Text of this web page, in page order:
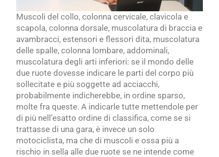
Muscoli del collo, colonna cervicale, clavicola e
scapola, colonna dorsale, muscolatura di braccia e
avambracci, estensori e flessori dita, muscolatura
delle spalle, colonna lombare, addominali,
muscolatura degli arti inferiori: se il mondo delle
due ruote dovesse indicare le parti del corpo più
sollecitate e più soggette ad acciacchi,
probabilmente indicherebbe, in ordine sparso,
molte fra queste. A indicarle tutte mettendole per
di più nell’esatto ordine di classifica, come se si
trattasse di una gara, è invece un solo
motociclista, ma che di muscoli e ossa più a
rischio in sella alle due ruote se ne intende come